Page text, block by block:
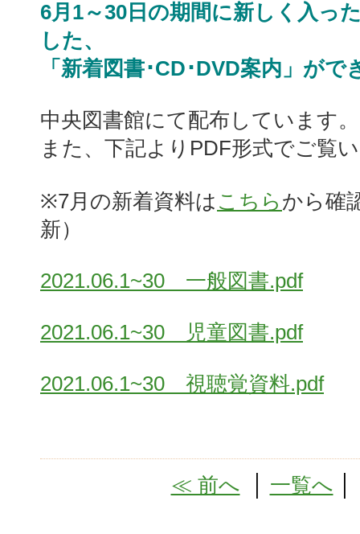
6月1～30日の期間に新しく入っ
した、
「新着図書･CD･DVD案内」がで
中央図書館にて配布しています。
また、下記よりPDF形式でご覧
※7月の新着資料は こちら から確
新）
2021.06.1~30 一般図書.pdf
2021.06.1~30 児童図書.pdf
2021.06.1~30 視聴覚資料.pdf
≪ 前へ 一覧へ